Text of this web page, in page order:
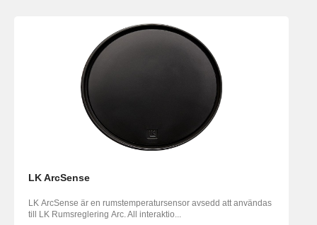
LK ArcSense
LK ArcSense är en rumstemperatursensor avsedd att användas
till LK Rumsreglering Arc. All interaktio...